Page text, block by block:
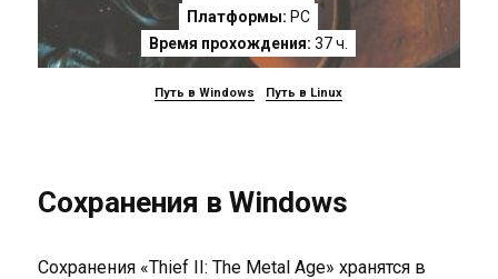
Платформы: PC
Время прохождения: 37 ч.
Путь в Windows Путь в Linux
Сохранения в Windows
Сохранения «Thief II: The Metal Age» хранятся в